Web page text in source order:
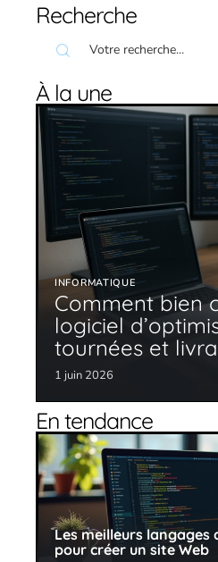
Recherche
À la une
INFORMATIQUE
Comment bien
logiciel
tournées et
1 juin 2026
En tendance
Les meilleurs
pour créer un site Web